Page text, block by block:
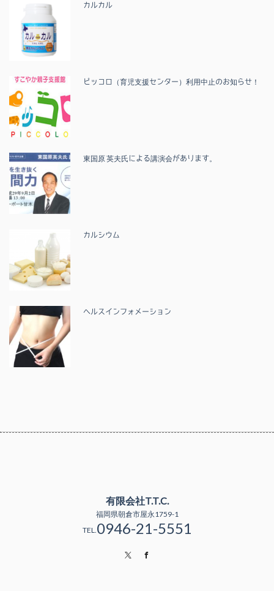
カルカル
ピッコロ（育児支援センター）利用中止のお知らせ！
東国原 英夫氏による講演会があります。
カルシウム
ヘルスインフォメーション
有限会社T.T.C.
福岡県朝倉市屋永1759-1
TEL.0946-21-5551
Twitter